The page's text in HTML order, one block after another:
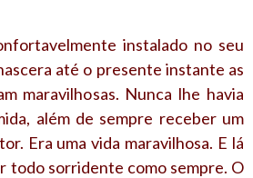
instalado no seu
até o presente instante as
maravilhosas. Nunca lhe havia
além de sempre receber um
Era uma vida maravilhosa. E lá
todo sorridente como sempre. O